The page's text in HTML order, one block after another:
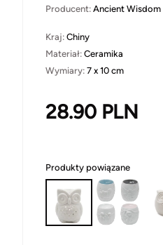
Producent: Ancient Wisdom
Kraj: Chiny
Materiał: Ceramika
Wymiary: 7 x 10 cm
28.90 PLN
Produkty powiązane